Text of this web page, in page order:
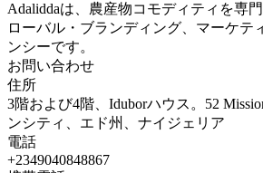
Adaliddaは、農産物コモディティを専
ローバル・ブランディング、マーケテ
ンシーです。
お問い合わせ
住所
3階および4階、Iduborハウス。52
ンシティ、エド州、ナイジェリア
電話
+2349040848867